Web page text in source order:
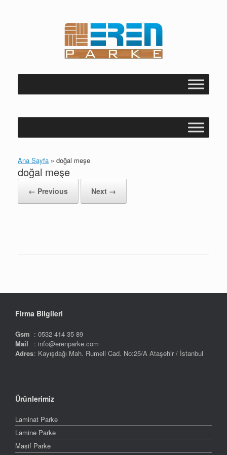
Ana Sayfa » doğal meşe
doğal meşe
← Previous Next →
Firma Bilgileri
Gsm : 0532 414 35 89
Mail
: info@erenparke.com
Adres: Kayışdağı Mah. Rumeli Cad. No:25/A Ataşehir / İstanbul
Ürünlerimiz
Laminat Parke
Lamine Parke
Masif Parke